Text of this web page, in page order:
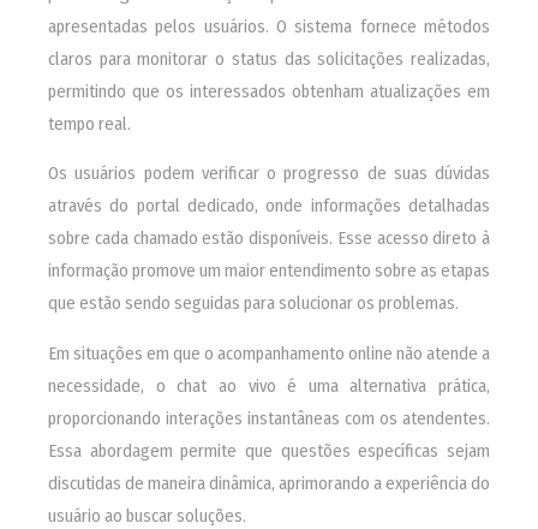
apresentadas pelos usuários. O sistema fornece métodos
claros para monitorar o status das solicitações realizadas,
permitindo que os interessados obtenham atualizações em
tempo real.
Os usuários podem verificar o progresso de suas dúvidas
através do portal dedicado, onde informações detalhadas
sobre cada chamado estão disponíveis. Esse acesso direto à
informação promove um maior entendimento sobre as etapas
que estão sendo seguidas para solucionar os problemas.
Em situações em que o acompanhamento online não atende a
necessidade, o chat ao vivo é uma alternativa prática,
proporcionando interações instantâneas com os atendentes.
Essa abordagem permite que questões específicas sejam
discutidas de maneira dinâmica, aprimorando a experiência do
usuário ao buscar soluções.